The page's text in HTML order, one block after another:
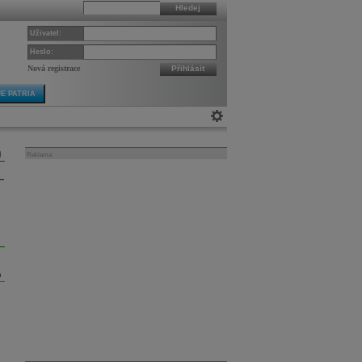
Hledej
Uživatel:
Heslo:
Nová registrace Přihlásit
PATRIA
Reklama